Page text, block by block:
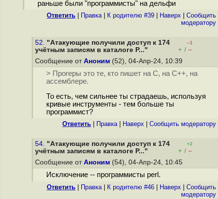
раньше были "программисты" на дельфи
Ответить Правка| К родителю #39 Наверх
Cообщить
модератору
52. "Атакующие получили доступ к 174
учётным записям в каталоге P..."
–1
+ / –
Сообщение от Аноним (52), 04-Апр-24, 10:39
> Прогеры это те, кто пишет на C, на С++, на
ассемблере.
То есть, чем сильнее ты страдаешь, используя
кривые инструменты - тем больше ты
программист?
Ответить Правка| Наверх Cообщить модератору
54. "Атакующие получили доступ к 174
учётным записям в каталоге P..."
+2
+ / –
Сообщение от Аноним (54), 04-Апр-24, 10:45
Исключение -- программисты perl.
Ответить Правка| К родителю #46 Наверх
Cообщить
модератору